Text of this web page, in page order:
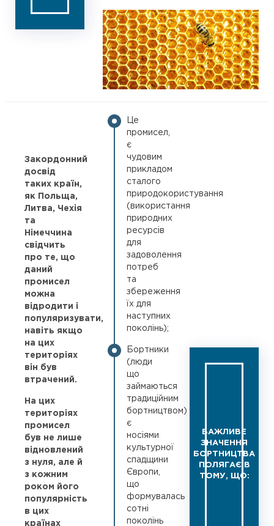
ВАЖЛИВЕ
ЗНАЧЕННЯ
БОРТНИЦТВА
ПОЛЯГАЄ В
ТОМУ, ЩО:
Закордонний
досвід
таких країн,
як Польща,
Литва, Чехія
та
Німеччина
свідчить
про те, що
даний
промисел
можна
відродити і
популяризувати,
навіть якщо
на цих
територіях
він був
втрачений.
На цих
територіях
промисел
був не лише
відновлений
з нуля, але й
з кожним
роком його
популярність
в цих
країнах
Це
промисел,
є
чудовим
прикладом
сталого
природокористування
(використання
природних
ресурсів
для
задоволення
потреб
та
збереження
їх для
наступних
поколінь);
Бортники
(люди
що
займаються
традиційним
бортництвом)
є
носіями
культурної
спадщини
Європи,
що
формувалась
сотні
поколінь